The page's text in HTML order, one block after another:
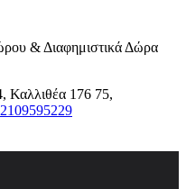
& Διαφημιστικά Δώρα
Καλλιθέα 176 75,
2109595229